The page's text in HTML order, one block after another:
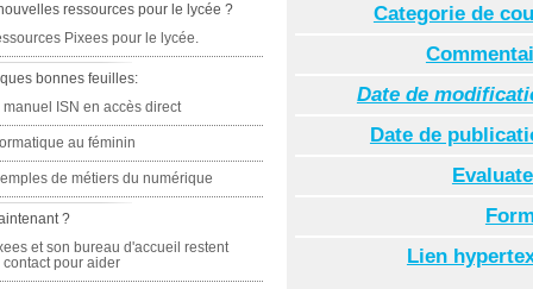
Categorie de
Date de
Date de
Lien
ressources pour le lycée ?
Pixees pour le lycée.
bonnes feuilles:
manuel ISN en accès direct
au féminin
de métiers du numérique
?
et son bureau d'accueil restent
contact pour aider